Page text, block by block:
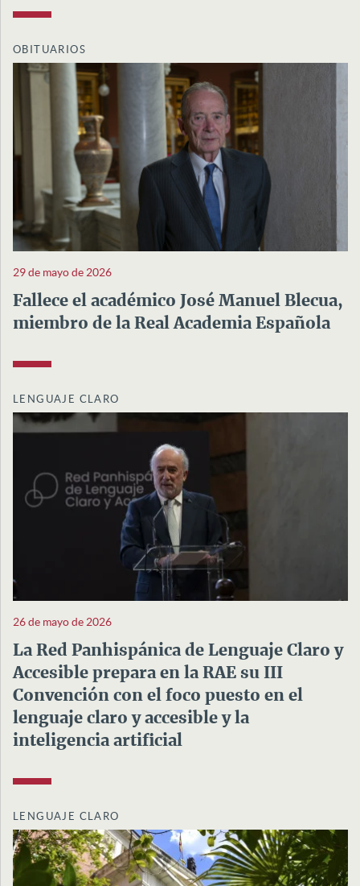
OBITUARIOS
29 de mayo de 2026
Fallece el académico José Manuel Blecua,
miembro de la Real Academia Española
LENGUAJE CLARO
26 de mayo de 2026
La Red Panhispánica de Lenguaje Claro y
Accesible prepara en la RAE su III
Convención con el foco puesto en el
lenguaje claro y accesible y la
inteligencia artificial
LENGUAJE CLARO